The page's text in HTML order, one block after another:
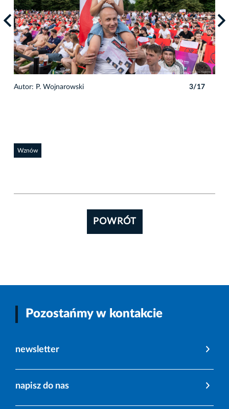
Autor: P. Wojnarowski 3/17
Wznów
POWRÓT
Pozostańmy w kontakcie
newsletter
napisz do nas